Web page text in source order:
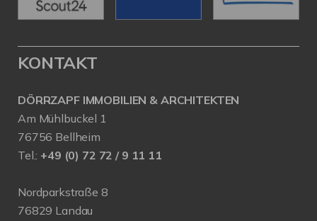
KONTAKT
DÖRRZAPF IMMOBILIEN & ARCHITEKTEN
Am Mühlbuckel 1
76756 Bellheim
Tel.: +49 (0) 72 72 / 9 11 11
Nordparkstraße 8
76829 Landau